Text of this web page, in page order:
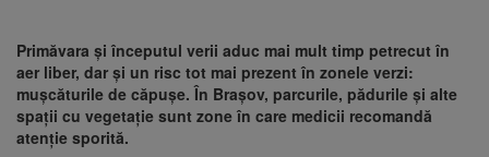
Primăvara și începutul verii aduc mai mult timp petrecut în
aer liber, dar și un risc tot mai prezent în zonele verzi:
mușcăturile de căpușe. În Brașov, parcurile, pădurile și alte
spații cu vegetație sunt zone în care medicii recomandă
atenție sporită.